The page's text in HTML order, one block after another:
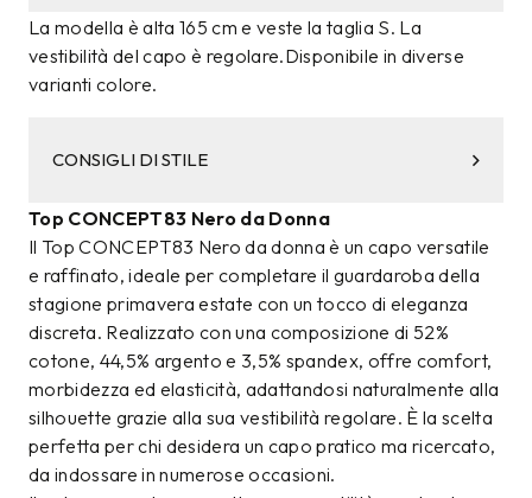
La modella è alta 165 cm e veste la taglia S. La
vestibilità del capo è regolare.Disponibile in diverse
varianti colore.
CONSIGLI DI STILE
Top CONCEPT83 Nero da Donna
Il Top CONCEPT83 Nero da donna è un capo versatile
e raffinato, ideale per completare il guardaroba della
stagione primavera estate con un tocco di eleganza
discreta. Realizzato con una composizione di 52%
cotone, 44,5% argento e 3,5% spandex, offre comfort,
morbidezza ed elasticità, adattandosi naturalmente alla
silhouette grazie alla sua vestibilità regolare. È la scelta
perfetta per chi desidera un capo pratico ma ricercato,
da indossare in numerose occasioni.